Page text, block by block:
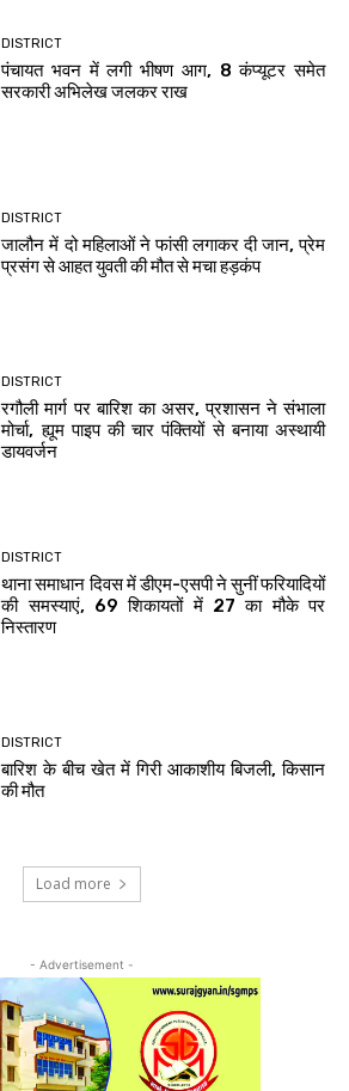
DISTRICT
पंचायत भवन में लगी भीषण आग, 8 कंप्यूटर समेत
सरकारी अभिलेख जलकर राख
DISTRICT
जालौन में दो महिलाओं ने फांसी लगाकर दी जान, प्रेम
प्रसंग से आहत युवती की मौत से मचा हड़कंप
DISTRICT
रगौली मार्ग पर बारिश का असर, प्रशासन ने संभाला
मोर्चा, ह्यूम पाइप की चार पंक्तियों से बनाया अस्थायी
डायवर्जन
DISTRICT
थाना समाधान दिवस में डीएम-एसपी ने सुनीं फरियादियों
की समस्याएं, 69 शिकायतों में 27 का मौके पर
निस्तारण
DISTRICT
बारिश के बीच खेत में गिरी आकाशीय बिजली, किसान
की मौत
Load more
- Advertisement -